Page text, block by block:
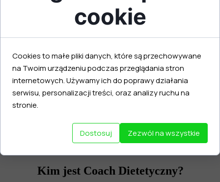
Kim jest Coach Dietetyczny?
cookie
Cookies to małe pliki danych, które są przechowywane
na Twoim urządzeniu podczas przeglądania stron
internetowych. Używamy ich do poprawy działania
serwisu, personalizacji treści, oraz analizy ruchu na
stronie.
Dostosuj Zezwól na wszystkie